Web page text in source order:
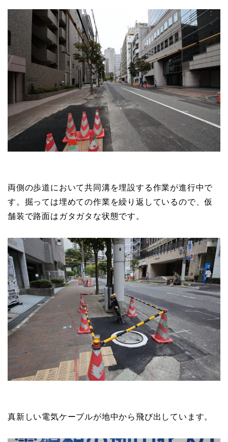
両側の歩道において共同溝を埋設する作業が進行中で
す。掘っては埋めての作業を繰り返しているので、仮
舗装で路面はガタガタな状態です。
真新しい電気ケーブルが地中から飛び出しています。